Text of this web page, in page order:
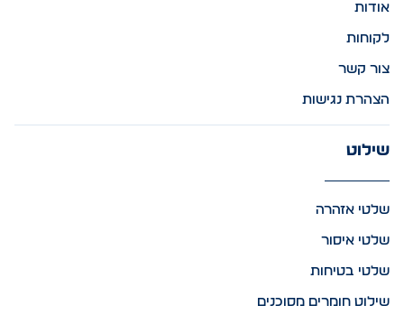
אודות
לקוחות
צור קשר
הצהרת נגישות
שילוט
שלטי אזהרה
שלטי איסור
שלטי בטיחות
שילוט חומרים מסוכנים